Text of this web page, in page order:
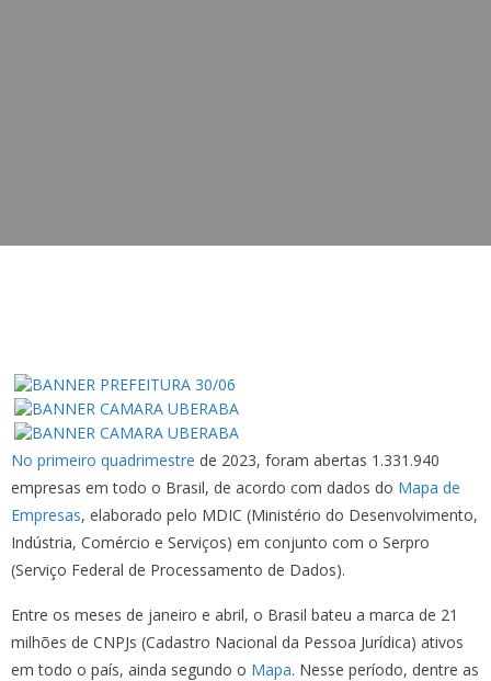
No primeiro quadrimestre de 2023, foram abertas 1.331.940
empresas em todo o Brasil, de acordo com dados do Mapa de
Empresas, elaborado pelo MDIC (Ministério do Desenvolvimento,
Indústria, Comércio e Serviços) em conjunto com o Serpro
(Serviço Federal de Processamento de Dados).
Entre os meses de janeiro e abril, o Brasil bateu a marca de 21
milhões de CNPJs (Cadastro Nacional da Pessoa Jurídica) ativos
em todo o país, ainda segundo o Mapa. Nesse período, dentre as